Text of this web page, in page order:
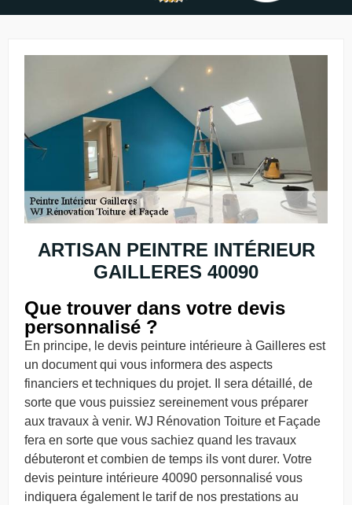
ARTISAN PEINTRE INTÉRIEUR
GAILLERES 40090
Que trouver dans votre devis
personnalisé ?
En principe, le devis peinture intérieure à Gailleres est
un document qui vous informera des aspects
financiers et techniques du projet. Il sera détaillé, de
sorte que vous puissiez sereinement vous préparer
aux travaux à venir. WJ Rénovation Toiture et Façade
fera en sorte que vous sachiez quand les travaux
débuteront et combien de temps ils vont durer. Votre
devis peinture intérieure 40090 personnalisé vous
indiquera également le tarif de nos prestations au